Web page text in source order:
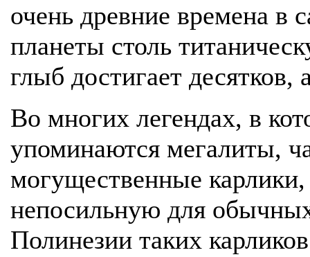
очень древние времена в
планеты столь
глыб достигает десятков,
Во многих легендах, в
упоминаются мегалиты,
могущественные
непосильную для
Полинезии таких